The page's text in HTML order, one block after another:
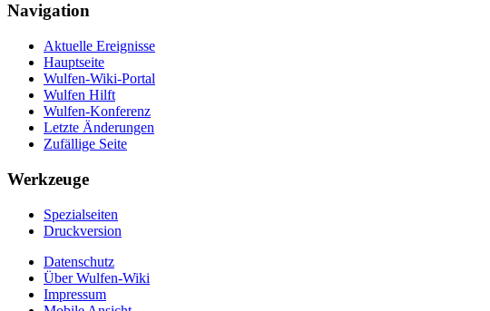
Navigation
Aktuelle Ereignisse
Hauptseite
Wulfen-Wiki-Portal
Wulfen Hilft
Wulfen-Konferenz
Letzte Änderungen
Zufällige Seite
Werkzeuge
Spezialseiten
Druckversion
Datenschutz
Über Wulfen-Wiki
Impressum